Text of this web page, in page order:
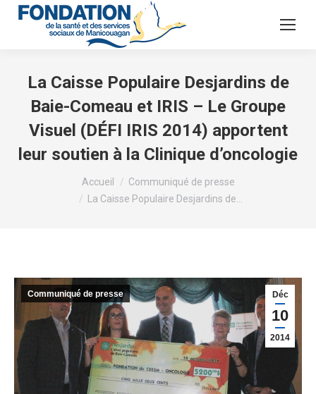
La Caisse Populaire Desjardins de
Baie-Comeau et IRIS – Le Groupe
Visuel (DÉFI IRIS 2014) apportent
leur soutien à la Clinique d’oncologie
Accueil
Communiqué de presse
La Caisse Populaire Desjardins de…
Déc
10
2014
Communiqué de presse